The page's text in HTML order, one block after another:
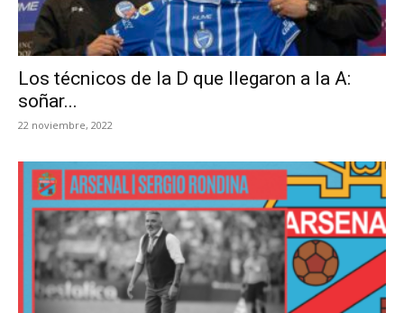
Los técnicos de la D que llegaron a la A:
soñar...
22 noviembre, 2022